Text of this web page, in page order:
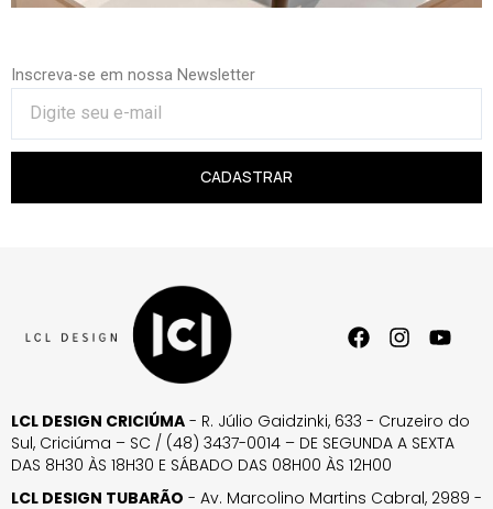
Inscreva-se em nossa Newsletter
CADASTRAR
LCL DESIGN CRICIÚMA - R. Júlio Gaidzinki, 633 - Cruzeiro do
Sul, Criciúma – SC / (48) 3437-0014 – DE SEGUNDA A SEXTA
DAS 8H30 ÀS 18H30 E SÁBADO DAS 08H00 ÀS 12H00
LCL DESIGN TUBARÃO - Av. Marcolino Martins Cabral, 2989 -